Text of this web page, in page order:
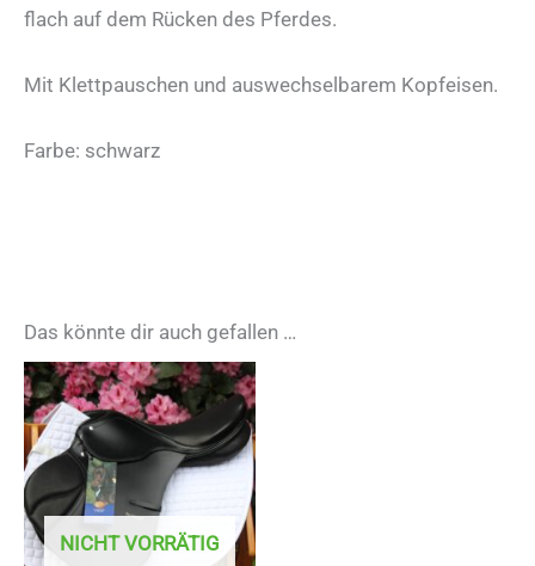
flach auf dem Rücken des Pferdes.
Mit Klettpauschen und auswechselbarem Kopfeisen.
Farbe: schwarz
Das könnte dir auch gefallen …
NICHT VORRÄTIG